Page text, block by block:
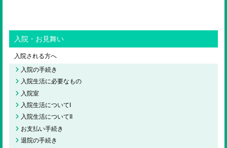
入院・お見舞い
入院される方へ
入院の手続き
入院生活に必要なもの
入院室
入院生活についてI
入院生活についてII
お支払い手続き
退院の手続き